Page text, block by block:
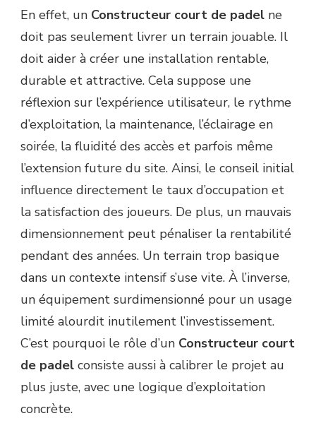
En effet, un Constructeur court de padel ne
doit pas seulement livrer un terrain jouable. Il
doit aider à créer une installation rentable,
durable et attractive. Cela suppose une
réflexion sur l’expérience utilisateur, le rythme
d’exploitation, la maintenance, l’éclairage en
soirée, la fluidité des accès et parfois même
l’extension future du site. Ainsi, le conseil initial
influence directement le taux d’occupation et
la satisfaction des joueurs. De plus, un mauvais
dimensionnement peut pénaliser la rentabilité
pendant des années. Un terrain trop basique
dans un contexte intensif s’use vite. À l’inverse,
un équipement surdimensionné pour un usage
limité alourdit inutilement l’investissement.
C’est pourquoi le rôle d’un Constructeur court
de padel consiste aussi à calibrer le projet au
plus juste, avec une logique d’exploitation
concrète.